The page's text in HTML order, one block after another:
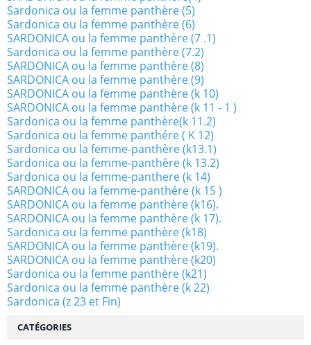
Sardonica ou la femme panthère (5)
Sardonica ou la femme panthère (6)
SARDONICA ou la femme panthère (7 .1)
Sardonica ou la femme panthère (7.2)
SARDONICA ou la femme panthère (8)
SARDONICA ou la femme panthère (9)
SARDONICA ou la femme panthère (k 10)
SARDONICA ou la femme panthère (k 11 - 1 )
Sardonica ou la femme panthère(k 11.2)
Sardonica ou la femme panthére ( K 12)
Sardonica ou la femme-panthère (k13.1)
Sardonica ou la femme-panthère (k 13.2)
Sardonica ou la femme-panthere (k 14)
SARDONICA ou la femme-panthére (k 15 )
SARDONICA ou la femme panthère (k16).
SARDONICA ou la femme panthère (k 17).
Sardonica ou la femme panthère (k18)
SARDONICA ou la femme panthère (k19).
SARDONICA ou la femme panthère (k20)
Sardonica ou la femme panthère (k21)
Sardonica ou la femme panthère (k 22)
Sardonica (z 23 et Fin)
CATÉGORIES